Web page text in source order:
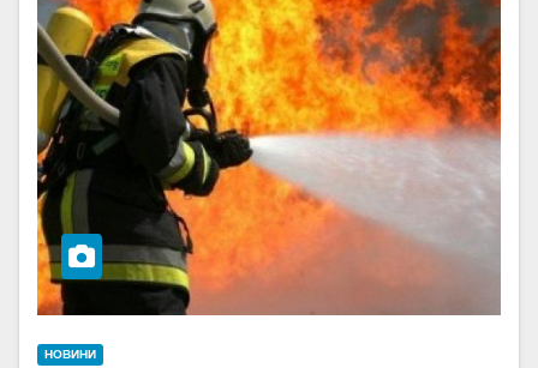
НОВИНИ